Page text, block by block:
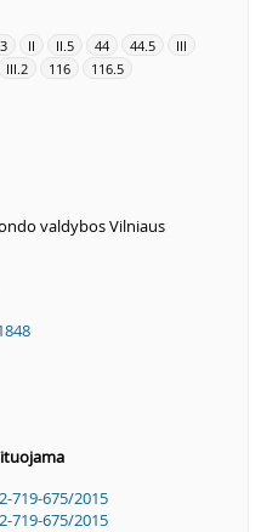
II II.5 44 44.5
III
III.2 116 116.5
valdybos Vilniaus
719-675/2015
719-675/2015